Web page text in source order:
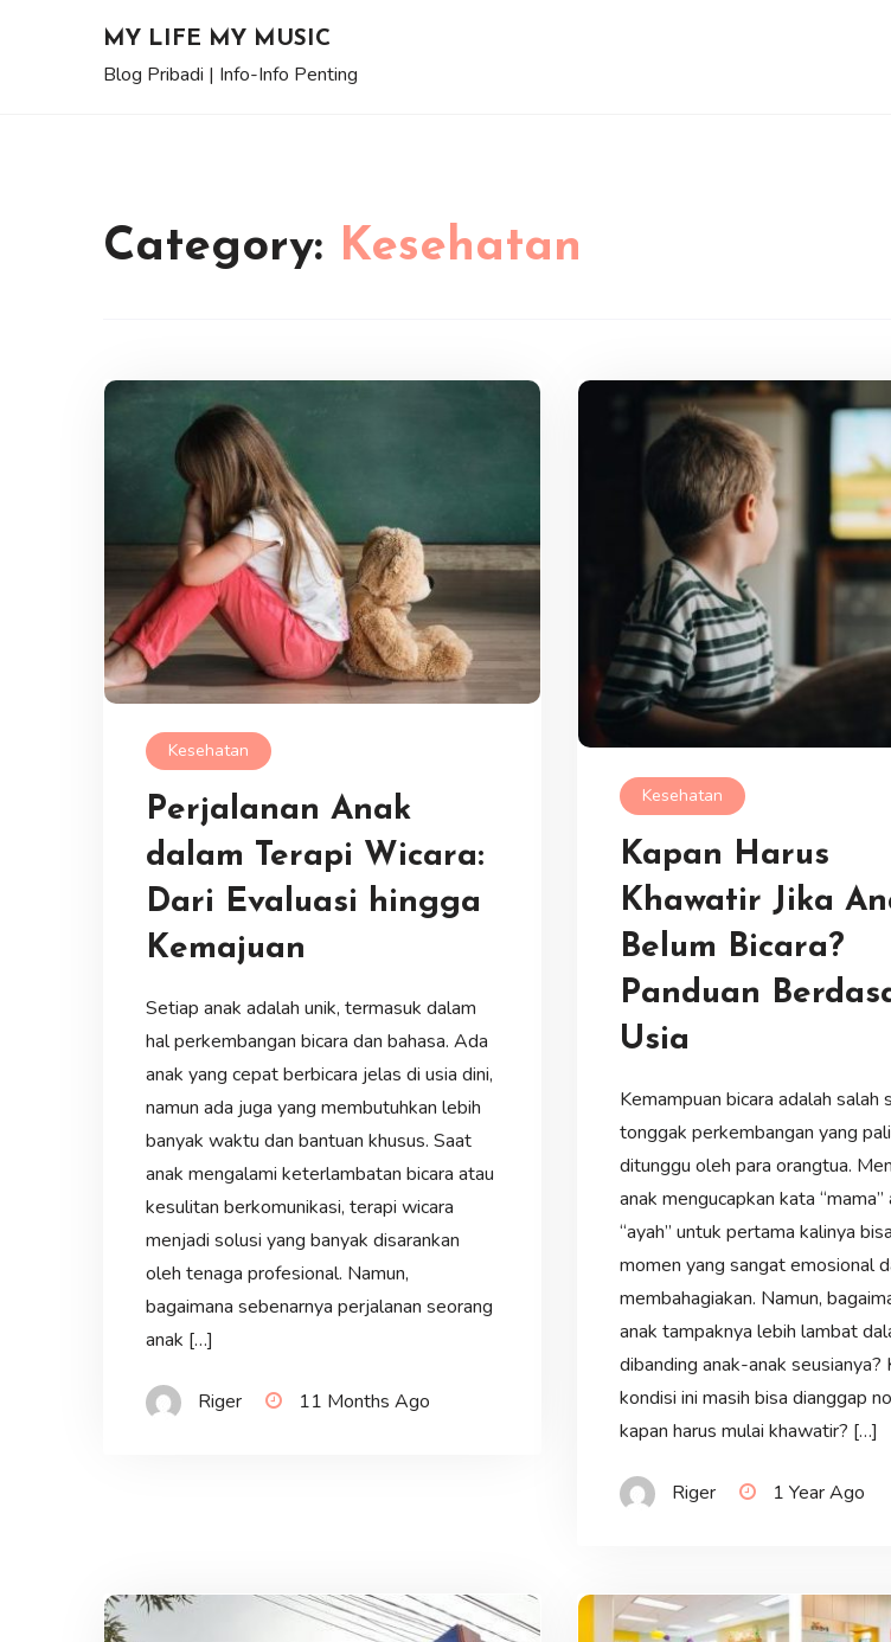
MY LIFE MY MUSIC
Blog Pribadi | Info-Info Penting
Category: Kesehatan
Kesehatan
Perjalanan Anak
dalam Terapi Wicara:
Dari Evaluasi hingga
Kemajuan
Setiap anak adalah unik, termasuk dalam
hal perkembangan bicara dan bahasa. Ada
anak yang cepat berbicara jelas di usia dini,
namun ada juga yang membutuhkan lebih
banyak waktu dan bantuan khusus. Saat
anak mengalami keterlambatan bicara atau
kesulitan berkomunikasi, terapi wicara
menjadi solusi yang banyak disarankan
oleh tenaga profesional. Namun,
bagaimana sebenarnya perjalanan seorang
anak […]
Riger 11 Months Ago
Kesehatan
Kapan Harus
Khawatir Jika
Belum Bicara?
Panduan
Usia
Kemampuan bicara adalah salah
tonggak perkembangan yang
ditunggu oleh para orangtua.
anak mengucapkan kata “mama”
“ayah” untuk pertama kalinya
momen yang sangat emosional
membahagiakan. Namun,
anak tampaknya lebih lambat
dibanding anak-anak seusianya?
kondisi ini masih bisa dianggap
kapan harus mulai khawatir? […]
Riger 1 Year Ago